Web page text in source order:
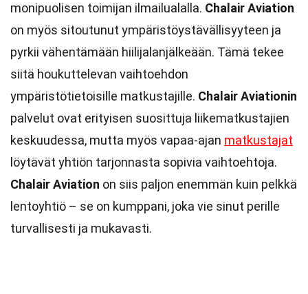
monipuolisen toimijan ilmailualalla. Chalair Aviation
on myös sitoutunut ympäristöystävällisyyteen ja
pyrkii vähentämään hiilijalanjälkeään. Tämä tekee
siitä houkuttelevan vaihtoehdon
ympäristötietoisille matkustajille. Chalair Aviationin
palvelut ovat erityisen suosittuja liikematkustajien
keskuudessa, mutta myös vapaa-ajan matkustajat
löytävät yhtiön tarjonnasta sopivia vaihtoehtoja.
Chalair Aviation on siis paljon enemmän kuin pelkkä
lentoyhtiö – se on kumppani, joka vie sinut perille
turvallisesti ja mukavasti.